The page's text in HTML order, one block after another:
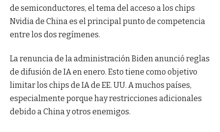
de semiconductores, el tema del acceso a los chips
Nvidia de China es el principal punto de competencia
entre los dos regímenes.
La renuncia de la administración Biden anunció reglas
de difusión de IA en enero. Esto tiene como objetivo
limitar los chips de IA de EE. UU. A muchos países,
especialmente porque hay restricciones adicionales
debido a China y otros enemigos.